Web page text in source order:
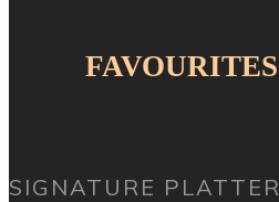
FAVOURITES
SIGNATURE PLATTER